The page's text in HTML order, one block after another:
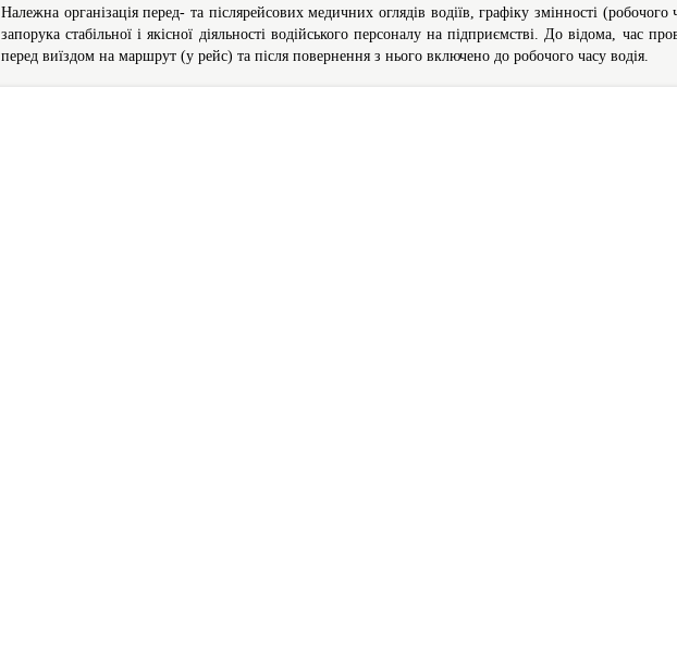
Належна організація перед- та післярейсових медичних оглядів водіїв, графіку змінності
запорука стабільної і якісної діяльності водійського персоналу на підприємстві. До відома, час
перед виїздом на маршрут (у рейс) та після повернення з нього включено до робочого часу водія.